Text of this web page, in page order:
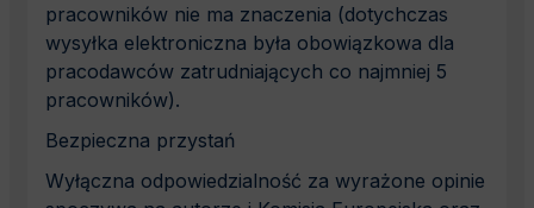
pracowników nie ma znaczenia (dotychczas
wysyłka elektroniczna była obowiązkowa dla
pracodawców zatrudniających co najmniej 5
pracowników).
Bezpieczna przystań
Wyłączna odpowiedzialność za wyrażone opinie